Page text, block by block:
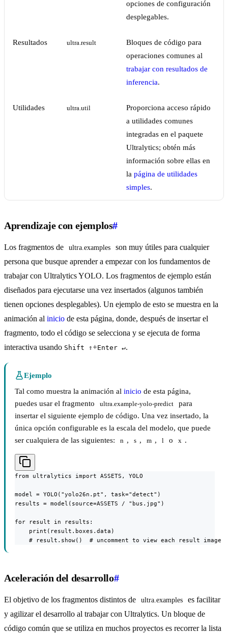
opciones de configuración
desplegables.
Resultados ultra.result
Bloques de código para
operaciones comunes al
trabajar con resultados de
inferencia.
Utilidades ultra.util
Proporciona acceso rápido
a utilidades comunes
integradas en el paquete
Ultralytics; obtén más
información sobre ellas en
la página de utilidades
simples.
Aprendizaje con ejemplos#
Los fragmentos de ultra.examples
son muy útiles para cualquier
persona que busque aprender a empezar con los fundamentos de
trabajar con Ultralytics YOLO. Los fragmentos de ejemplo están
diseñados para ejecutarse una vez insertados (algunos también
tienen opciones desplegables). Un ejemplo de esto se muestra en la
animación al inicio de esta página, donde, después de insertar el
fragmento, todo el código se selecciona y se ejecuta de forma
interactiva usando Shift ⇑+Enter ↵.
Ejemplo
Tal como muestra la animación al inicio de esta página,
puedes usar el fragmento
ultra.example-yolo-predict
para
insertar el siguiente ejemplo de código. Una vez insertado, la
única opción configurable es la escala del modelo, que puede
ser cualquiera de las siguientes:
n , s , m , l o x .
from ultralytics import ASSETS, YOLO
model = YOLO("yolo26n.pt", task="detect")
results = model(source=ASSETS / "bus.jpg")
for result in results:
    print(result.boxes.data)
    # result.show()  # uncomment to view each result image
Aceleración del desarrollo#
El objetivo de los fragmentos distintos de ultra.examples
es facilitar
y agilizar el desarrollo al trabajar con Ultralytics. Un bloque de
código común que se utiliza en muchos proyectos es recorrer la lista